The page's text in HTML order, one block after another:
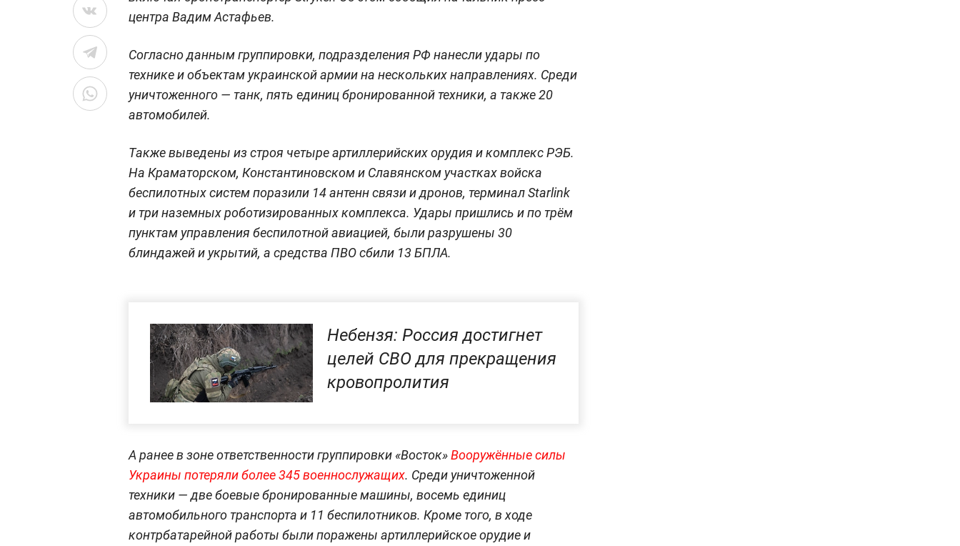
центра Вадим Астафьев.
Согласно данным группировки, подразделения РФ нанесли удары по
технике и объектам украинской армии на нескольких направлениях. Среди
уничтоженного — танк, пять единиц бронированной техники, а также 20
автомобилей.
Также выведены из строя четыре артиллерийских орудия и комплекс РЭБ.
На Краматорском, Константиновском и Славянском участках войска
беспилотных систем поразили 14 антенн связи и дронов, терминал Starlink
и три наземных роботизированных комплекса. Удары пришлись и по трём
пунктам управления беспилотной авиацией, были разрушены 30
блиндажей и укрытий, а средства ПВО сбили 13 БПЛА.
Небензя: Россия достигнет
целей СВО для прекращения
кровопролития
А ранее в зоне ответственности группировки «Восток»Вооружённые силы
Украины потеряли более 345 военнослужащих. Среди уничтоженной
техники — две боевые бронированные машины, восемь единиц
автомобильного транспорта и 11 беспилотников. Кроме того, в ходе
контрбатарейной работы были поражены артиллерийское орудие и